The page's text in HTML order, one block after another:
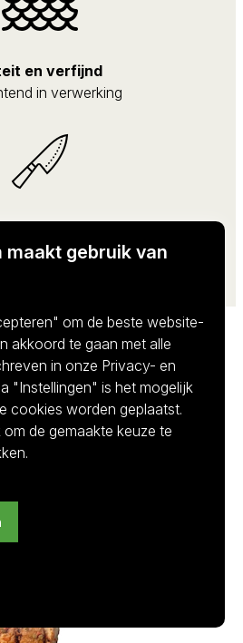
en verfijnd
in verwerking
elke leveringgebruik van
om de beste website-
akkoord te gaan met alle
in onze Privacy- en
"Instellingen" is het mogelijk
cookies worden geplaatst.
de gemaakte keuze te